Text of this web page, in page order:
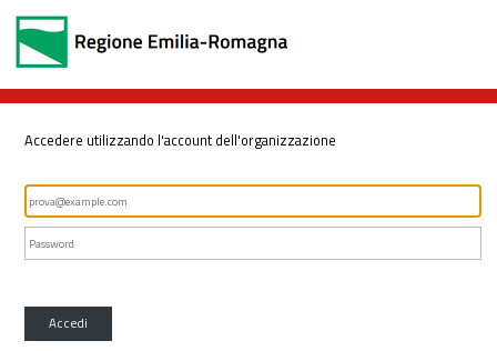
Accedere utilizzando l'account dell'organizzazione
Accedi